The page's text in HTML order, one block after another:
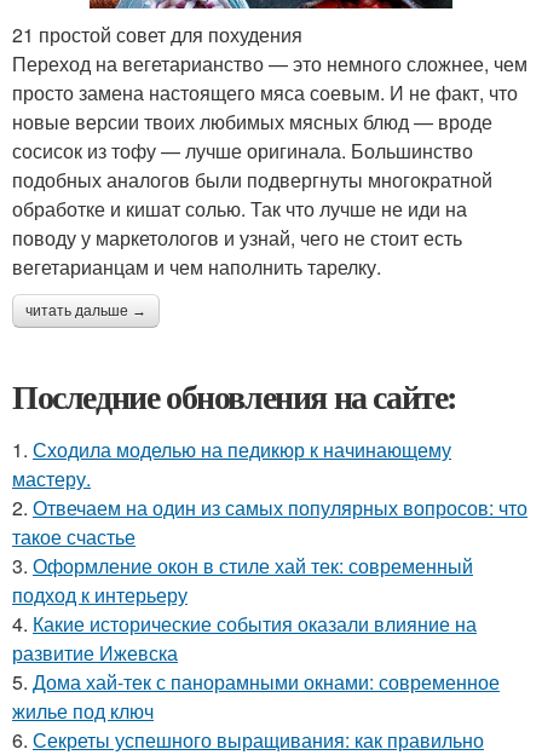
21 простой совет для похудения
Переход на вегетарианство — это немного сложнее, чем
просто замена настоящего мяса соевым. И не факт, что
новые версии твоих любимых мясных блюд — вроде
сосисок из тофу — лучше оригинала. Большинство
подобных аналогов были подвергнуты многократной
обработке и кишат солью. Так что лучше не иди на
поводу у маркетологов и узнай, чего не стоит есть
вегетарианцам и чем наполнить тарелку.
читать дальше →
Последние обновления на сайте:
1. Сходила моделью на педикюр к начинающему
мастеру.
2. Отвечаем на один из самых популярных вопросов: что
такое счастье
3. Оформление окон в стиле хай тек: современный
подход к интерьеру
4. Какие исторические события оказали влияние на
развитие Ижевска
5. Дома хай-тек с панорамными окнами: современное
жилье под ключ
6. Секреты успешного выращивания: как правильно